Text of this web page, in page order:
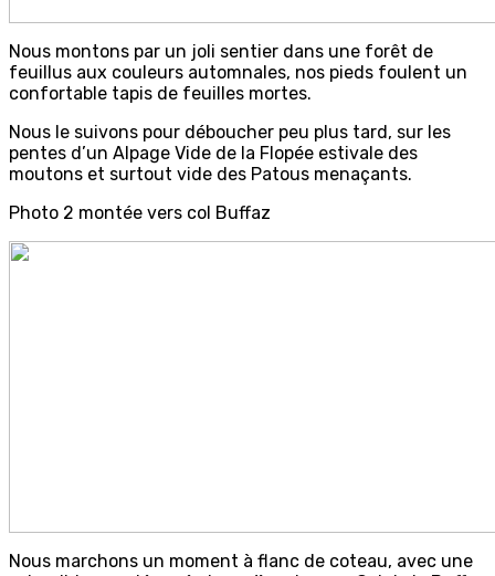
Nous montons par un joli sentier dans une forêt de
feuillus aux couleurs automnales, nos pieds foulent un
confortable tapis de feuilles mortes.
Nous le suivons pour déboucher peu plus tard, sur les
pentes d’un Alpage Vide de la Flopée estivale des
moutons et surtout vide des Patous menaçants.
Photo 2 montée vers col Buffaz
Nous marchons un moment à flanc de coteau, avec une